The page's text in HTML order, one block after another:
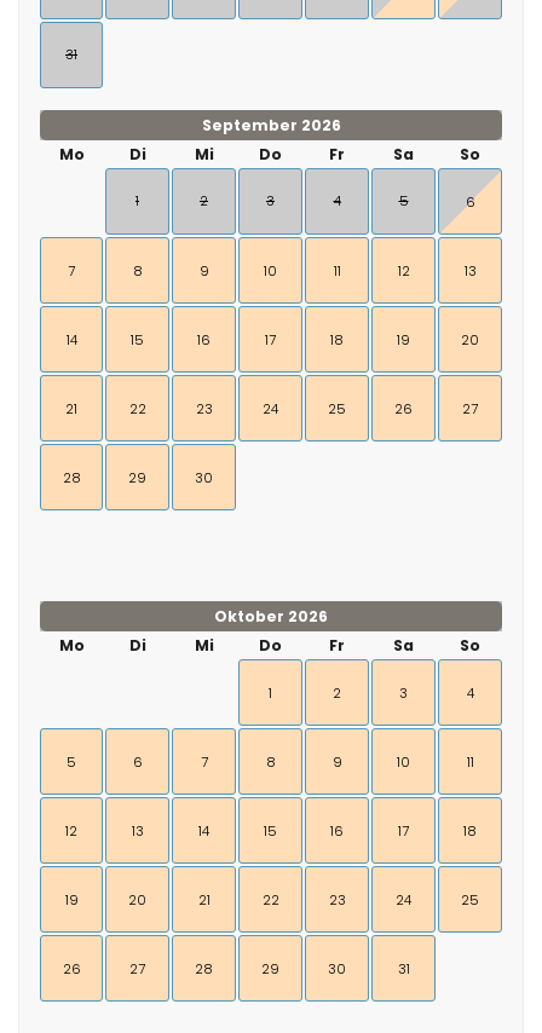
31
September 2026
Mo
Di Mi Do Fr Sa So
1 2 3 4 5 6
7 8 9 10 11 12 13
14 15 16 17 18 19 20
21 22 23 24 25 26 27
28 29 30
Oktober 2026
Mo
Di Mi Do Fr Sa So
1 2 3 4
5 6 7 8 9 10 11
12 13 14 15 16 17 18
19 20 21 22 23 24 25
26 27 28 29 30 31